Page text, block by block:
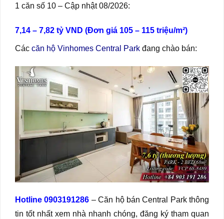
1 căn số 10 – Cập nhật 08/2026:
7,14 – 7,82 tỷ VND (Đơn giá 105 – 115 triệu/m²)
Các căn hộ Vinhomes Central Park đang chào bán:
Hotline 0903191286 – Căn hộ bán Central Park thông
tin tốt nhất xem nhà nhanh chóng, đăng ký tham quan